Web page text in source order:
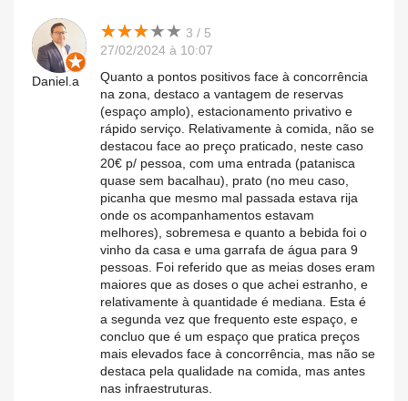
Daniel.a
★★★★★
★★★★★ 3 / 5
27/02/2024 à 10:07
Quanto a pontos positivos face à concorrência
na zona, destaco a vantagem de reservas
(espaço amplo), estacionamento privativo e
rápido serviço. Relativamente à comida, não se
destacou face ao preço praticado, neste caso
20€ p/ pessoa, com uma entrada (patanisca
quase sem bacalhau), prato (no meu caso,
picanha que mesmo mal passada estava rija
onde os acompanhamentos estavam
melhores), sobremesa e quanto a bebida foi o
vinho da casa e uma garrafa de água para 9
pessoas. Foi referido que as meias doses eram
maiores que as doses o que achei estranho, e
relativamente à quantidade é mediana. Esta é
a segunda vez que frequento este espaço, e
concluo que é um espaço que pratica preços
mais elevados face à concorrência, mas não se
destaca pela qualidade na comida, mas antes
nas infraestruturas.